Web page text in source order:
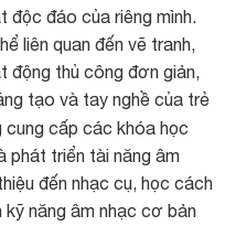
độc đáo của riêng mình.
liên quan đến vẽ tranh,
động thủ công đơn giản,
tạo và tay nghề của trẻ
cung cấp các khóa học
phát triển tài năng âm
đến nhạc cụ, học cách
năng âm nhạc cơ bản